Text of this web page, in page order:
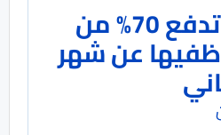
السلطة تدفع 70% من
عن شهر